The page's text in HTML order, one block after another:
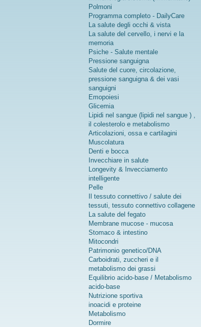
Polmoni
Programma completo - DailyCare
La salute degli occhi & vista
La salute del cervello, i nervi e la
memoria
Psiche - Salute mentale
Pressione sanguigna
Salute del cuore, circolazione,
pressione sanguigna & dei vasi
sanguigni
Emopoiesi
Glicemia
Lipidi nel sangue (lipidi nel sangue ) ,
il colesterolo e metabolismo
Articolazioni, ossa e cartilagini
Muscolatura
Denti e bocca
Invecchiare in salute
Longevity & Invecciamento
intelligente
Pelle
Il tessuto connettivo / salute dei
tessuti, tessuto connettivo collagene
La salute del fegato
Membrane mucose - mucosa
Stomaco & intestino
Mitocondri
Patrimonio genetico/DNA
Carboidrati, zuccheri e il
metabolismo dei grassi
Equilibrio acido-base / Metabolismo
acido-base
Nutrizione sportiva
inoacidi e proteine
Metabolismo
Dormire